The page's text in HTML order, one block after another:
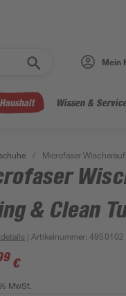
Mein
Wissen &
/ Microfaser
& Clean
| Artikelnummer:4950102
€
MwSt.